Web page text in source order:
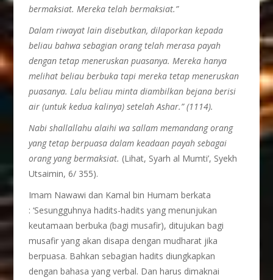
bermaksiat. Mereka telah bermaksiat.”
Dalam riwayat lain disebutkan, dilaporkan kepada
beliau bahwa sebagian orang telah merasa payah
dengan tetap meneruskan puasanya. Mereka hanya
melihat beliau berbuka tapi mereka tetap meneruskan
puasanya. Lalu beliau minta diambilkan bejana berisi
air (untuk kedua kalinya) setelah Ashar.” (1114).
Nabi shallallahu alaihi wa sallam memandang orang
yang tetap berpuasa dalam keadaan payah sebagai
orang yang bermaksiat. (Lihat, Syarh al Mumti’, Syekh
Utsaimin, 6/ 355).
Imam Nawawi dan Kamal bin Humam berkata
: ‘Sesungguhnya hadits-hadits yang menunjukan
keutamaan berbuka (bagi musafir), ditujukan bagi
musafir yang akan disapa dengan mudharat jika
berpuasa. Bahkan sebagian hadits diungkapkan
dengan bahasa yang verbal. Dan harus dimaknai